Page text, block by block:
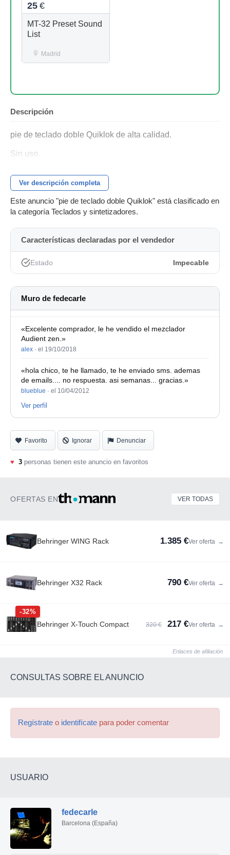
25 €
MT-32 Preset Sound
List
Madrid
Descripción
pie de teclado doble Quiklok de alta calidad.
Sin uso.
Ver descripción completa
Este anuncio "pie de teclado doble Quiklok" está clasificado en
la categoría Teclados y sintetizadores.
Características declaradas por el vendedor
Estado Impecable
Muro de fedecarle
«Excelente comprador, le he vendido el mezclador
Audient zen.»
alex · el 19/10/2018
«hola chico, te he llamado, te he enviado sms. ademas
de emails.... no respuesta. asi semanas... gracias.»
blueblue · el 10/04/2012
Ver perfil
Favorito Ignorar Denunciar
♥ 3 personas tienen este anuncio en favoritos
OFERTAS EN VER TODAS
Behringer WING Rack 1.385 €Ver oferta →
Behringer X32 Rack 790 €Ver oferta →
-32%
Behringer X-Touch Compact 320 € 217 €Ver oferta →
Enlaces de afiliación
CONSULTAS SOBRE EL ANUNCIO
Regístrate o identifícate para poder comentar
USUARIO
fedecarle
Barcelona (España)